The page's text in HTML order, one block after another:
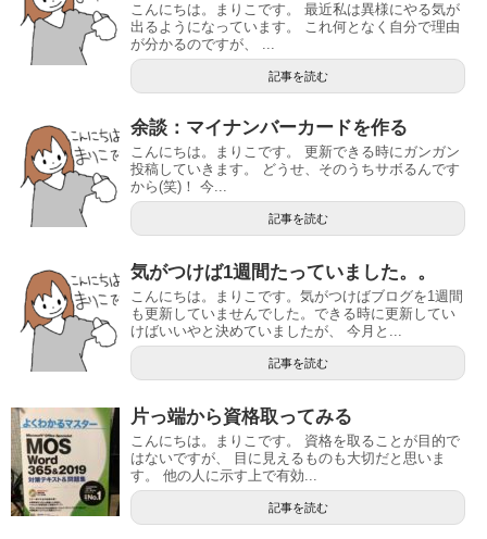
こんにちは。まりこです。 最近私は異様にやる気が
出るようになっています。 これ何となく自分で理由
が分かるのですが、 ...
記事を読む
余談：マイナンバーカードを作る
こんにちは。まりこです。 更新できる時にガンガン
投稿していきます。 どうせ、そのうちサボるんです
から(笑)！ 今...
記事を読む
気がつけば1週間たっていました。。
こんにちは。まりこです。気がつけばブログを1週間
も更新していませんでした。できる時に更新してい
けばいいやと決めていましたが、 今月と...
記事を読む
片っ端から資格取ってみる
こんにちは。まりこです。 資格を取ることが目的で
はないですが、 目に見えるものも大切だと思いま
す。 他の人に示す上で有効...
記事を読む